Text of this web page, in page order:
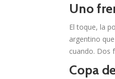
Uno
El toque, la
argentino
cuando. Dos
Copa